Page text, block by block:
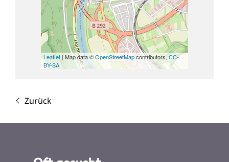
Leaflet | Map data ©OpenStreetMapcontributors, CC-
BY-SA
Zurück